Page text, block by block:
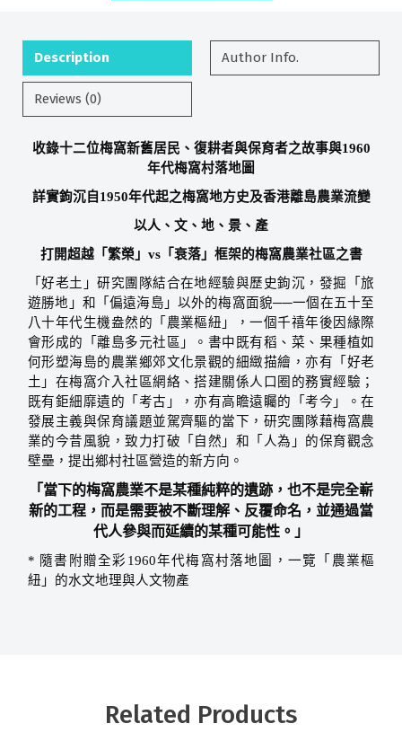
Description Author Info.
Reviews (0)
收錄十二位梅窩新舊居民、復耕者與保育者之故事與1960
年代梅窩村落地圖
詳實鉤沉自 1950年代起之梅窩地方史及香港離島農業流變
以人、文、地、景、產
打開超越「繁榮」 vs「衰落」框架的梅窩農業社區之書
「好老土」研究團隊結合在地經驗與歷史鉤沉，發掘「旅
遊勝地」和「偏遠海島」以外的梅窩面貌──一個在五十至
八十年代生機盎然的「農業樞紐」，一個千禧年後因緣際
會形成的「離島多元社區」。書中既有稻、菜、果種植如
何形塑海島的農業鄉郊文化景觀的細緻描繪，亦有「好老
土」在梅窩介入社區網絡、搭建關係人口圈的務實經驗；
既有鉅細靡遺的「考古」，亦有高瞻遠矚的「考今」。在
發展主義與保育議題並駕齊驅的當下，研究團隊藉梅窩農
業的今昔風貌，致力打破「自然」和「人為」的保育觀念
壁壘，提出鄉村社區營造的新方向。
「當下的梅窩農業不是某種純粹的遺跡，也不是完全嶄
新的工程，而是需要被不斷理解、反覆命名，並通過當
代人參與而延續的某種可能性。」
* 隨書附贈全彩 1960年代梅窩村落地圖，一覽「農業樞
紐」的水文地理與人文物產
Related Products